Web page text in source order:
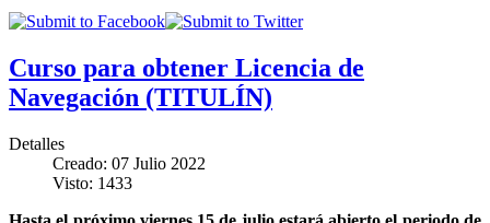
Curso para obtener Licencia de
Navegación (TITULÍN)
Detalles
Creado: 07 Julio 2022
Visto: 1433